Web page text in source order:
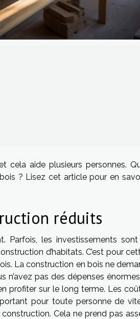
cela aide plusieurs personnes.
? Lisez cet article pour en
réduits
Parfois, les investissements
d’habitats. C’est pour
La construction en bois ne
n’avez pas des dépenses
profiter sur le long terme. Les
pour toute personne de
Cela ne prend pas